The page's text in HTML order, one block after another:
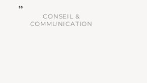
CONSEIL &
COMMUNICATION